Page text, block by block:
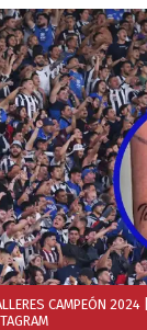
CAMPEÓN 2024